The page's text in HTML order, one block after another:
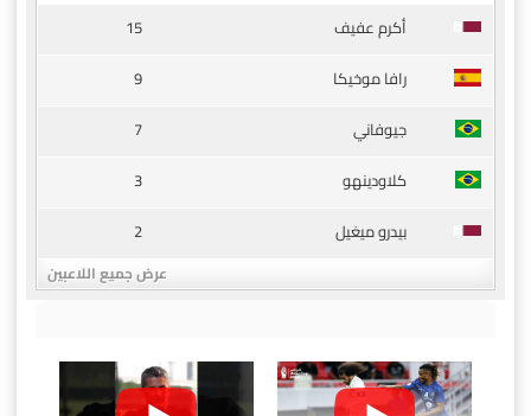
أكرم عفيف
15
رافا موخيكا
9
جيوفاني
7
كلاودينهو
3
بيدرو ميغيل
2
عرض جميع اللاعبين